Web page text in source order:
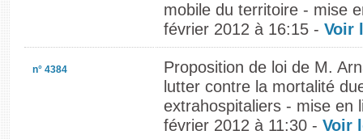
mobile du territoire - mise
février 2012 à 16:15 - Voir
n° 4384
Proposition de loi de M.
lutter contre la mortalité
extrahospitaliers - mise en
février 2012 à 11:30 - Voir